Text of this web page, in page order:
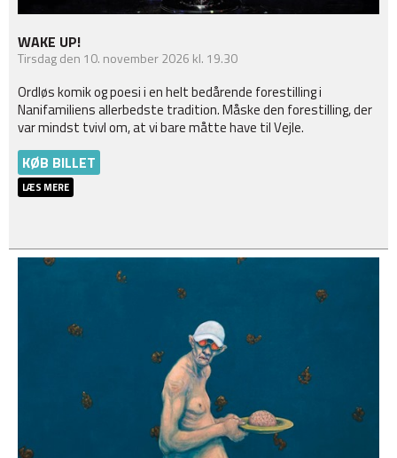
WAKE UP!
Tirsdagden 10. november 2026 kl. 19.30
Ordløs komik og poesi i en helt bedårende forestilling i
Nanifamiliens allerbedste tradition. Måske den forestilling, der
var mindst tvivl om, at vi bare måtte have til Vejle.
KØB BILLET
LÆS MERE